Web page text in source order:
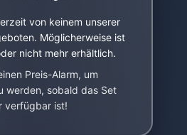
von keinem unserer
Möglicherweise ist
nicht mehr erhältlich.
Preis-Alarm, um
werden, sobald das Set
verfügbar ist!